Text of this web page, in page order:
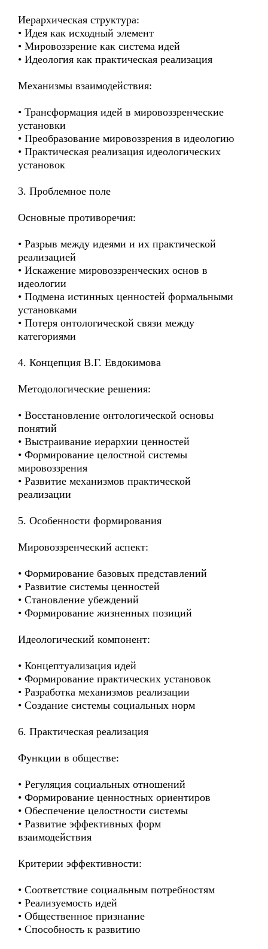
Иерархическая структура:
• Идея как исходный элемент
• Мировоззрение как система идей
• Идеология как практическая реализация
Механизмы взаимодействия:
• Трансформация идей в мировоззренческие
установки
• Преобразование мировоззрения в идеологию
• Практическая реализация идеологических
установок
3. Проблемное поле
Основные противоречия:
• Разрыв между идеями и их практической
реализацией
• Искажение мировоззренческих основ в
идеологии
• Подмена истинных ценностей формальными
установками
• Потеря онтологической связи между
категориями
4. Концепция В.Г. Евдокимова
Методологические решения:
• Восстановление онтологической основы
понятий
• Выстраивание иерархии ценностей
• Формирование целостной системы
мировоззрения
• Развитие механизмов практической
реализации
5. Особенности формирования
Мировоззренческий аспект:
• Формирование базовых представлений
• Развитие системы ценностей
• Становление убеждений
• Формирование жизненных позиций
Идеологический компонент:
• Концептуализация идей
• Формирование практических установок
• Разработка механизмов реализации
• Создание системы социальных норм
6. Практическая реализация
Функции в обществе:
• Регуляция социальных отношений
• Формирование ценностных ориентиров
• Обеспечение целостности системы
• Развитие эффективных форм
взаимодействия
Критерии эффективности:
• Соответствие социальным потребностям
• Реализуемость идей
• Общественное признание
• Способность к развитию